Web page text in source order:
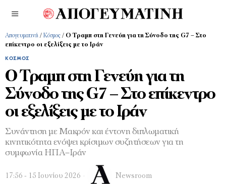
Απογευματινή / Κόσμος / Ο Τραμπ στη Γενεύη για τη Σύνοδο της G7 – Στο
επίκεντρο οι εξελίξεις με το Ιράν
ΚΌΣΜΟΣ
Ο Τραμπ στη Γενεύη για τη
Σύνοδο της G7 – Στο επίκεντρο
οι εξελίξεις με το Ιράν
Συνάντηση με Μακρόν και έντονη διπλωματική
κινητικότητα ενόψει κρίσιμων συζητήσεων για τη
συμφωνία ΗΠΑ–Ιράν
17:56 - 15 Ιουνίου 2026 Newsroom